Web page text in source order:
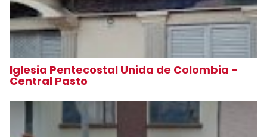
Iglesia Pentecostal Unida de Colombia -
Central Pasto